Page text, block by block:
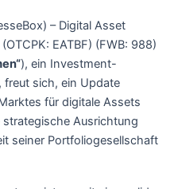
– Digital Asset
EATBF) (FWB: 988)
), ein Investment-
sich, ein Update
für digitale Assets
Ausrichtung
seiner Portfoliogesellschaft